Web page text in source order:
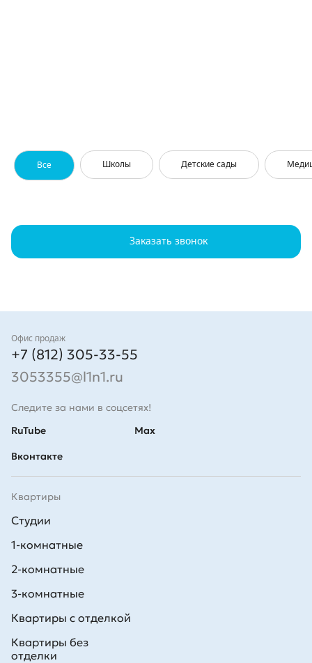
Все Школы Детские сады
Заказать звонок
Контакты
Офис продаж
+7 (812) 305-33-55
3053355@l1n1.ru
Следите за нами в соцсетях!
RuTube
Вконтакте
Max
Квартиры
Студии
1-комнатные
2-комнатные
3-комнатные
Квартиры с отделкой
Квартиры без
отделки